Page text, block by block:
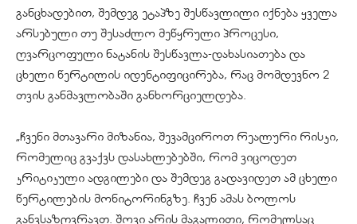
განცხადებით, შემდეგ ეტაპზე შესწავლილი იქნება ყველა
არსებული თუ შესაძლო მეწყრული პროცესი,
ღვარცოფული ნატანის შესწავლა-დახასიათება და
ცხელი წერტილის იდენტიფიცირება, რაც მომდევნო 2
თვის განმავლობაში განხორციელდება.
„ჩვენი მთავარი მიზანია, შევამციროთ რეალური რისკი,
რომელიც გვაქვს დასახლებებში, რომ ვიცოდეთ
კრიტიკული ადგილები და შემდეგ გადავიდეთ ამ ცხელი
წერტილების მონიტორინგზე. ჩვენ ამას ბოლოს
განვსაზღვრავთ. შოვი არის მაგალითი, რომელსაც